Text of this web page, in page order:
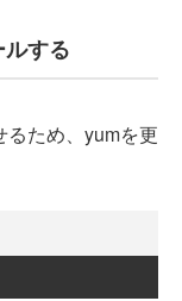
する
ため、yumを更